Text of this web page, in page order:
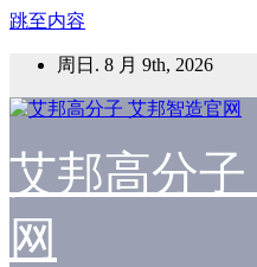
跳至内容
周日. 8 月 9th, 2026
艾邦高分
网